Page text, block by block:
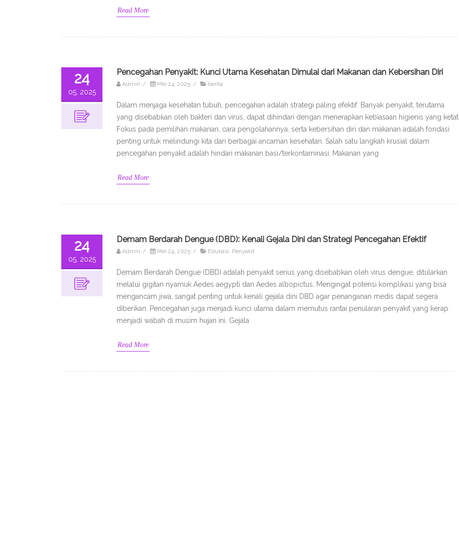
Read More
24
05, 2025
Pencegahan Penyakit: Kunci Utama Kesehatan Dimulai dari Makanan dan Kebersihan Diri
Admin / Mei 24, 2025 / berita
Dalam menjaga kesehatan tubuh, pencegahan adalah strategi paling efektif. Banyak penyakit, terutama
yang disebabkan oleh bakteri dan virus, dapat dihindari dengan menerapkan kebiasaan higienis yang ketat.
Fokus pada pemilihan makanan, cara pengolahannya, serta kebersihan diri dan makanan adalah fondasi
penting untuk melindungi kita dari berbagai ancaman kesehatan. Salah satu langkah krusial dalam
pencegahan penyakit adalah hindari makanan basi/terkontaminasi. Makanan yang
Read More
24
05, 2025
Demam Berdarah Dengue (DBD): Kenali Gejala Dini dan Strategi Pencegahan Efektif
Admin / Mei 24, 2025 / Edukasi, Penyakit
Demam Berdarah Dengue (DBD) adalah penyakit serius yang disebabkan oleh virus dengue, ditularkan
melalui gigitan nyamuk Aedes aegypti dan Aedes albopictus. Mengingat potensi komplikasi yang bisa
mengancam jiwa, sangat penting untuk kenali gejala dini DBD agar penanganan medis dapat segera
diberikan. Pencegahan juga menjadi kunci utama dalam memutus rantai penularan penyakit yang kerap
menjadi wabah di musim hujan ini. Gejala
Read More